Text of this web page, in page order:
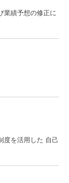
業績予想の修正に
度を活用した 自己